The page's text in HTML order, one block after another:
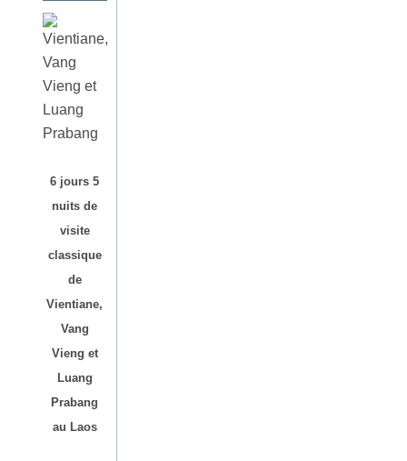
6 jours 5
nuits de
visite
classique
de
Vientiane,
Vang
Vieng et
Luang
Prabang
au Laos